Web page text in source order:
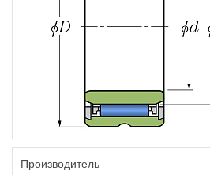
Производитель